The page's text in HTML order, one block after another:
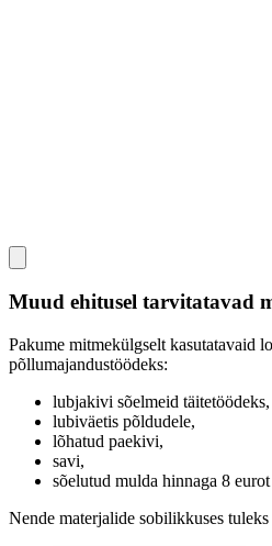
Muud ehitusel tarvitatavad
Pakume mitmekülgselt kasutatavaid
põllumajandustöödeks:
lubjakivi sõelmeid täitetöödeks,
lubiväetis põldudele,
lõhatud paekivi,
savi,
sõelutud mulda hinnaga 8
Nende materjalide sobilikkuses